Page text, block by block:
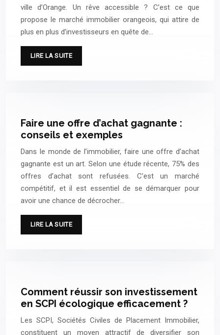
ville d’Orange. Un rêve accessible ? C’est ce que
propose le marché immobilier orangeois, qui attire de
plus en plus d’investisseurs en quête de…
LIRE LA SUITE
Faire une offre d’achat gagnante :
conseils et exemples
Dans le monde de l’immobilier, faire une offre d’achat
gagnante est un art. Selon une étude récente, 75% des
offres d’achat sont refusées. C’est un marché
compétitif, et il est essentiel de se démarquer pour
avoir une chance de décrocher…
LIRE LA SUITE
Comment réussir son investissement
en SCPI écologique efficacement ?
Les SCPI, Sociétés Civiles de Placement Immobilier,
constituent un moyen attractif de diversifier son